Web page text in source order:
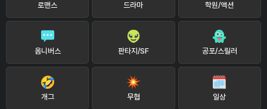
로맨스 드라마 학원/액션
옴니버스 판타지/SF 공포/스릴러
개그 무협 일상